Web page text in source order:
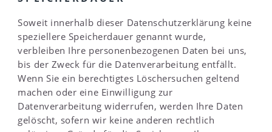
Soweit innerhalb dieser Datenschutzerklärung keine
speziellere Speicherdauer genannt wurde,
verbleiben Ihre personenbezogenen Daten bei uns,
bis der Zweck für die Datenverarbeitung entfällt.
Wenn Sie ein berechtigtes Löschersuchen geltend
machen oder eine Einwilligung zur
Datenverarbeitung widerrufen, werden Ihre Daten
gelöscht, sofern wir keine anderen rechtlich